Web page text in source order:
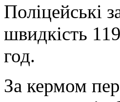
Поліцейські
швидкість
год.
За кермом